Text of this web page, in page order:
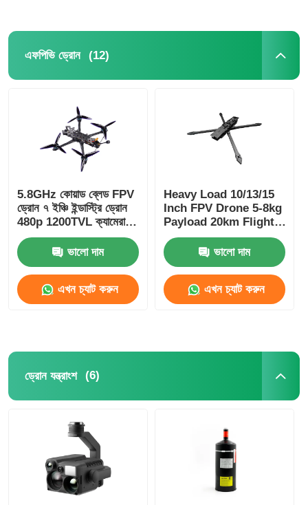
কৃষি স্প্রে ড্রোন
ড্রোন যন্ত্রাংশ
অ্যান্টি ড্রোন ডিভাইস
থার্মাল ইমেজিং স্কোপ
লেজার রেঞ্জফাইন্ডার
এফপিভি ড্রোন (12)
5.8GHz কোয়াড ব্লেড FPV
ড্রোন ৭ ইঞ্চি ইন্ডাস্ট্রি ড্রোন
480p 1200TVL ক্যামেরা
সহ
ভালো দাম
এখন চ্যাট করুন
Heavy Load 10/13/15
Inch FPV Drone 5-8kg
Payload 20km Flight
Distance
ভালো দাম
এখন চ্যাট করুন
ড্রোন যন্ত্রাংশ (6)